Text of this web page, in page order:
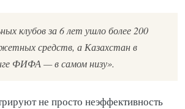
клубов за 6 лет ушло более 200
средств, а Казахстан в
ФИФА — в самом низу».
не просто неэффективность